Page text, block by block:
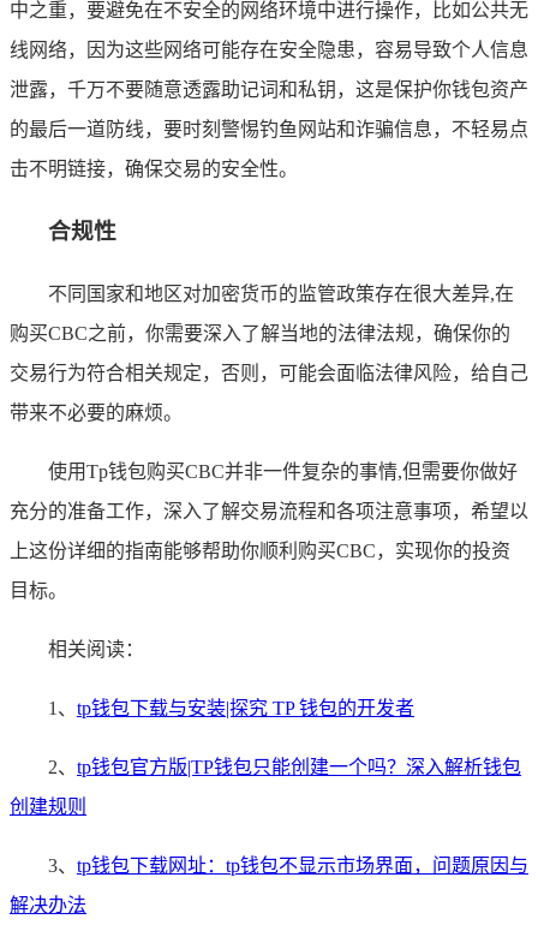
中之重，要避免在不安全的网络环境中进行操作，比如公共无
线网络，因为这些网络可能存在安全隐患，容易导致个人信息
泄露，千万不要随意透露助记词和私钥，这是保护你钱包资产
的最后一道防线，要时刻警惕钓鱼网站和诈骗信息，不轻易点
击不明链接，确保交易的安全性。
合规性
不同国家和地区对加密货币的监管政策存在很大差异,在
购买CBC之前，你需要深入了解当地的法律法规，确保你的
交易行为符合相关规定，否则，可能会面临法律风险，给自己
带来不必要的麻烦。
使用Tp钱包购买CBC并非一件复杂的事情,但需要你做好
充分的准备工作，深入了解交易流程和各项注意事项，希望以
上这份详细的指南能够帮助你顺利购买CBC，实现你的投资
目标。
相关阅读：
1、 tp钱包下载与安装|探究 TP 钱包的开发者
2、 tp钱包官方版|TP钱包只能创建一个吗？深入解析钱包
创建规则
3、 tp钱包下载网址：tp钱包不显示市场界面，问题原因与
解决办法